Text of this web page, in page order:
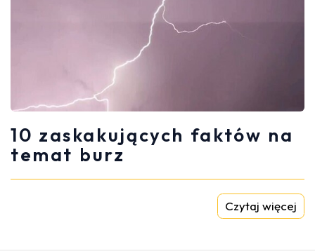
10 zaskakujących faktów na
temat burz
Czytaj więcej